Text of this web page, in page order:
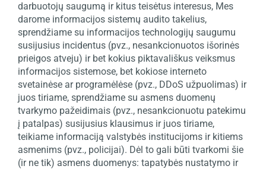
darbuotojų saugumą ir kitus teisėtus interesus, Mes
darome informacijos sistemų audito takelius,
sprendžiame su informacijos technologijų saugumu
susijusius incidentus (pvz., nesankcionuotos išorinės
prieigos atveju) ir bet kokius piktavališkus veiksmus
informacijos sistemose, bet kokiose interneto
svetainėse ar programėlėse (pvz., DDoS užpuolimas) ir
juos tiriame, sprendžiame su asmens duomenų
tvarkymo pažeidimais (pvz., nesankcionuotu patekimu
į patalpas) susijusius klausimus ir juos tiriame,
teikiame informaciją valstybės institucijoms ir kitiems
asmenims (pvz., policijai). Dėl to gali būti tvarkomi šie
(ir ne tik) asmens duomenys: tapatybės nustatymo ir